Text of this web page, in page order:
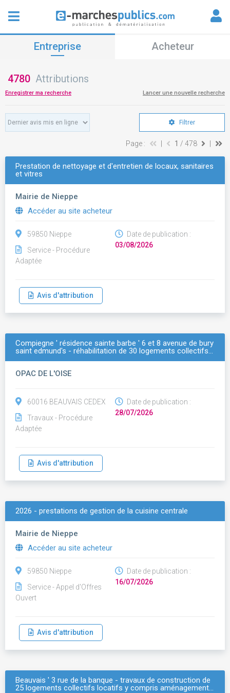
Entreprise Acheteur
4780 Attributions
Enregistrer ma recherche Lancer une nouvelle recherche
Filtrer
Page : 1 / 478
Prestation de nettoyage et d'entretien de locaux, sanitaires
et vitres
Mairie de Nieppe
Accéder au site acheteur
59850 Nieppe
Service - Procédure
Adaptée
Date de publication :
03/08/2026
Avis d'attribution
Compiegne ' résidence sainte barbe ' 6 et 8 avenue de bury
saint edmund's - réhabilitation de 30 logements collectifs…
OPAC DE L'OISE
60016 BEAUVAIS CEDEX
Travaux - Procédure
Adaptée
Date de publication :
28/07/2026
Avis d'attribution
2026 - prestations de gestion de la cuisine centrale
Mairie de Nieppe
Accéder au site acheteur
59850 Nieppe
Service - Appel d'Offres
Ouvert
Date de publication :
16/07/2026
Avis d'attribution
Beauvais ' 3 rue de la banque - travaux de construction de
25 logements collectifs locatifs y compris aménagement…